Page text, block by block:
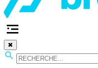
✖